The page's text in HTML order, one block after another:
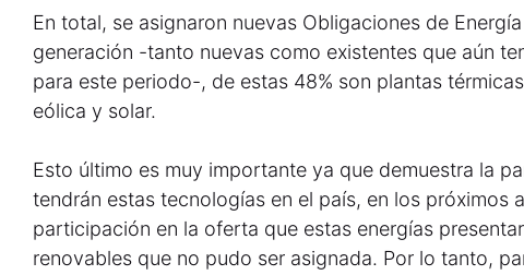
En total, se asignaron nuevas Obligaciones de
generación -tanto nuevas como existentes que aún
para este periodo-, de estas 48% son plantas
eólica y solar.
Esto último es muy importante ya que demuestra la
tendrán estas tecnologías en el país, en los próximos
participación en la oferta que estas energías
renovables que no pudo ser asignada. Por lo tanto,